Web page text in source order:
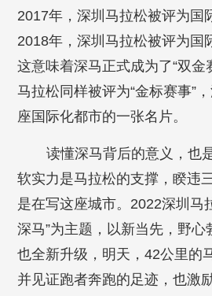
2017年，深圳马拉松被评为国
2018年，深圳马拉松被评为国
这意味着深马正式成为了“双金
马拉松同样被评为“金标赛事”
座国际化都市的一张名片。
读懂深马背后的意义，也
软实力是马拉松的支撑，睽违
是在写这座城市。2022深圳马
深马”为主题，以新当先，野
也全新升级，明天，42公里的
并见证跑者奔跑的足迹，也激